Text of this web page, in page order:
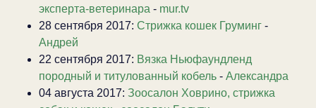
эксперта-ветеринара - mur.tv
28 сентября 2017: Стрижка кошек Груминг -
Андрей
22 сентября 2017: Вязка Ньюфаундленд
породный и титулованный кобель - Александра
04 августа 2017: Зоосалон Ховрино, стрижка